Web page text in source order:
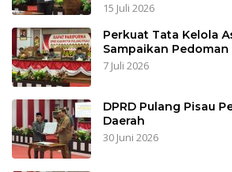
15 Juli 2026
Perkuat Tata Kelola
Sampaikan Pedoman
7 Juli 2026
DPRD Pulang Pisau
Daerah
30 Juni 2026